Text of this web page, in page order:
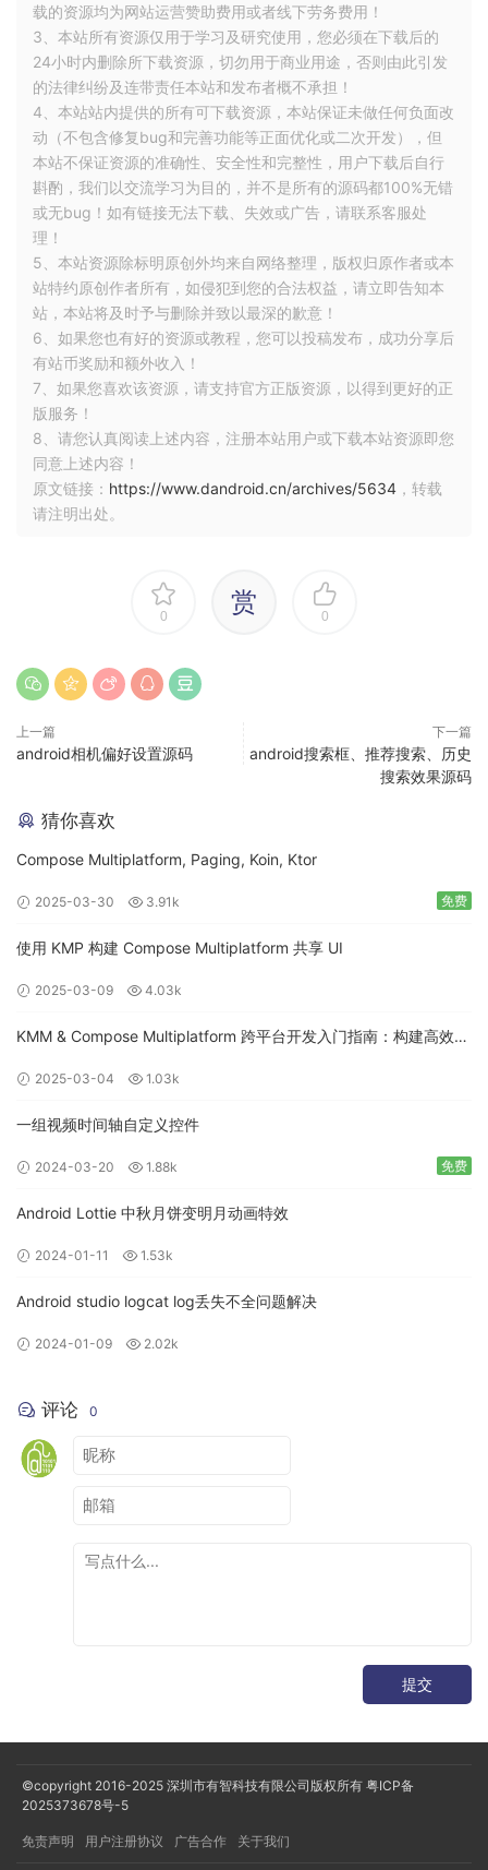
载的资源均为网站运营赞助费用或者线下劳务费用！
3、本站所有资源仅用于学习及研究使用，您必须在下载后的
24小时内删除所下载资源，切勿用于商业用途，否则由此引发
的法律纠纷及连带责任本站和发布者概不承担！
4、本站站内提供的所有可下载资源，本站保证未做任何负面改
动（不包含修复bug和完善功能等正面优化或二次开发），但
本站不保证资源的准确性、安全性和完整性，用户下载后自行
斟酌，我们以交流学习为目的，并不是所有的源码都100%无错
或无bug！如有链接无法下载、失效或广告，请联系客服处
理！
5、本站资源除标明原创外均来自网络整理，版权归原作者或本
站特约原创作者所有，如侵犯到您的合法权益，请立即告知本
站，本站将及时予与删除并致以最深的歉意！
6、如果您也有好的资源或教程，您可以投稿发布，成功分享后
有站币奖励和额外收入！
7、如果您喜欢该资源，请支持官方正版资源，以得到更好的正
版服务！
8、请您认真阅读上述内容，注册本站用户或下载本站资源即您
同意上述内容！
原文链接： https://www.dandroid.cn/archives/5634 ，转载
请注明出处。
0 赏 0
上一篇
android相机偏好设置源码
下一篇
android搜索框、推荐搜索、历史
搜索效果源码
猜你喜欢
Compose Multiplatform, Paging, Koin, Ktor
2025-03-30 3.91k 免费
使用 KMP 构建 Compose Multiplatform 共享 UI
2025-03-09 4.03k
KMM & Compose Multiplatform 跨平台开发入门指南：构建高效的
2025-03-04 1.03k
一组视频时间轴自定义控件
2024-03-20 1.88k 免费
Android Lottie 中秋月饼变明月动画特效
2024-01-11 1.53k
Android studio logcat log丢失不全问题解决
2024-01-09 2.02k
评论 0
提交
©copyright 2016-2025 深圳市有智科技有限公司版权所有 粤ICP备
2025373678号-5
免责声明 用户注册协议 广告合作 关于我们